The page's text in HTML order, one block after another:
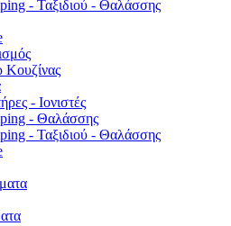
- Ταξιδιού - Θαλάσσης
- Ιονιστές
- Θαλάσσης
- Ταξιδιού - Θαλάσσης